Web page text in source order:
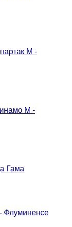
М -
М -
Гама
Флуминенсе